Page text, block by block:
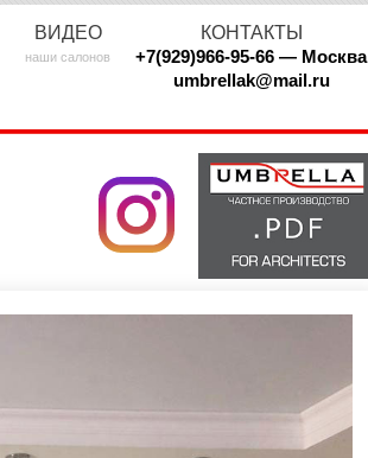
ВИДЕО
наши салонов
КОНТАКТЫ
+7(929)966-95-66 — Москва
umbrellak@mail.ru